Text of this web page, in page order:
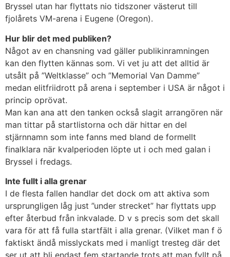
Bryssel utan har flyttats nio tidszoner västerut till
fjolårets VM-arena i Eugene (Oregon).
Hur blir det med publiken?
Något av en chansning vad gäller publikinramningen
kan den flytten kännas som. Vi vet ju att det alltid är
utsålt på ”Weltklasse” och ”Memorial Van Damme”
medan elitfriidrott på arena i september i USA är något i
princip oprövat.
Man kan ana att den tanken också slagit arrangören när
man tittar på startlistorna och där hittar en del
stjärnnamn som inte fanns med bland de formellt
finalklara när kvalperioden löpte ut i och med galan i
Bryssel i fredags.
Inte fullt i alla grenar
I de flesta fallen handlar det dock om att aktiva som
ursprungligen låg just ”under strecket” har flyttats upp
efter återbud från inkvalade. D v s precis som det skall
vara för att få fulla startfält i alla grenar. (Vilket man f ö
faktiskt ändå misslyckats med i manligt tresteg där det
ser ut att bli endast fem startande trots att man fyllt på